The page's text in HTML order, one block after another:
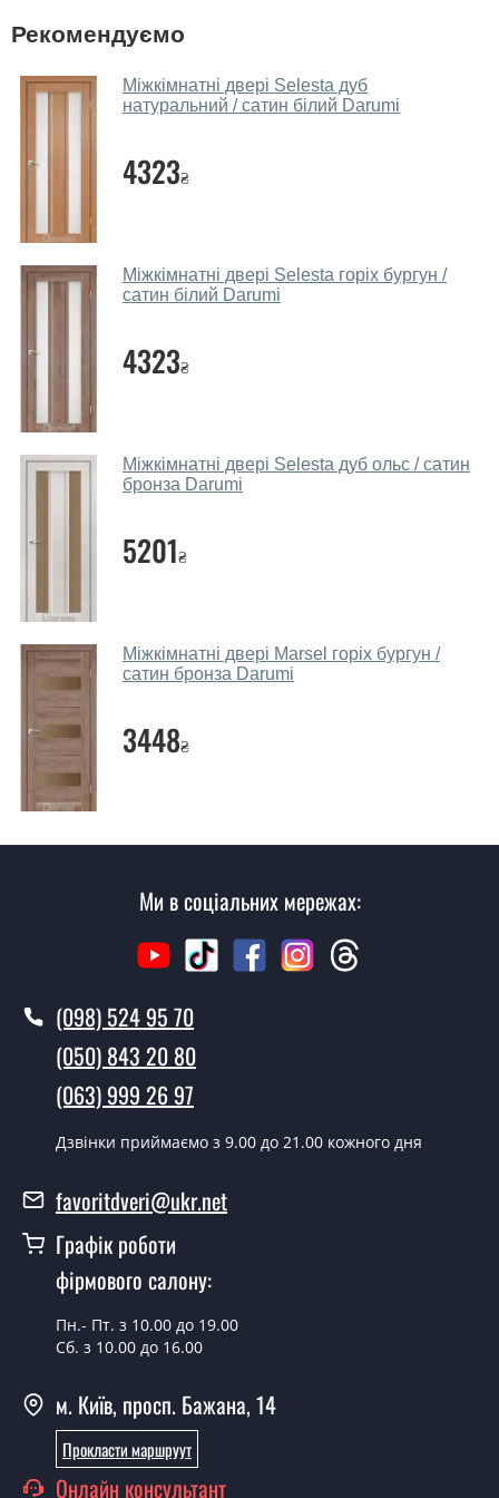
У вас великий магазин?
дверей.
месенджери, онлайн-чат або безпосередньо в нашому
салоні-магазині.
Які основні особливості та переваги
Каркас полотна міжкімнатних дверей виготовляється з
накладками товщиною 20 мм. Завдяки такій товщині
МДФ, вся конструкція виходить дуже міцною та
Наші рекомендації залежать від необхідних
дверних полотен проводиться індивідуально для
кожного відвідувача.
Заміри дверей робите?
Так, робимо. Наші фахівці можуть зробити замір та
консультацію на виїзді. Кожен співробітник має з
собою каталоги кольорів та візерунків. Після виміру та
консультації Ви можете оформити заявку, не
Ви робите установку дверних
Так робимо. Монтаж дверних полотен проводиться
згідно з чергою, у всі дні крім неділі.
Скільки коштує встановлення дверей
Selesta дуб натуральний сатин
бронза?
Вартість встановлення дверей Selesta дуб
Можна на сьогодні викликати
замірника?
Так можна.
полотна?
Так, ми маємо великий асортимент готових дверних
полотен.
Рекомендуємо
Міжкімнатні двері Selesta дуб
натуральний / сатин білий Darumi
4323₴
Міжкімнатні двері Selesta горіх бургун /
сатин білий Darumi
4323₴
Міжкімнатні двері Selesta дуб ольс / сатин
бронза Darumi
5201₴
Міжкімнатні двері Marsel горіх бургун /
сатин бронза Darumi
3448₴
Ми в соціальних мережах:
(098) 524 95 70
(050) 843 20 80
(063) 999 26 97
Дзвінки приймаємо з 9.00 до 21.00 кожного дня
favoritdveri@ukr.net
Графік роботи
фірмового салону:
Пн.- Пт. з 10.00 до 19.00
Сб. з 10.00 до 16.00
м. Київ, просп. Бажана, 14
Прокласти маршруут
Онлайн консультант